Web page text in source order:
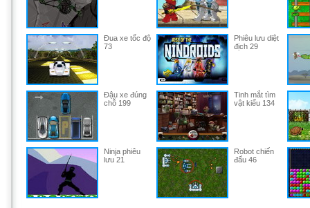
Đua xe tốc độ
73
Phiêu lưu diệt
địch 29
Đậu xe đúng
chỗ 199
Tinh mắt tìm
vật kiểu 134
Ninja phiêu
lưu 21
Robot chiến
đấu 46